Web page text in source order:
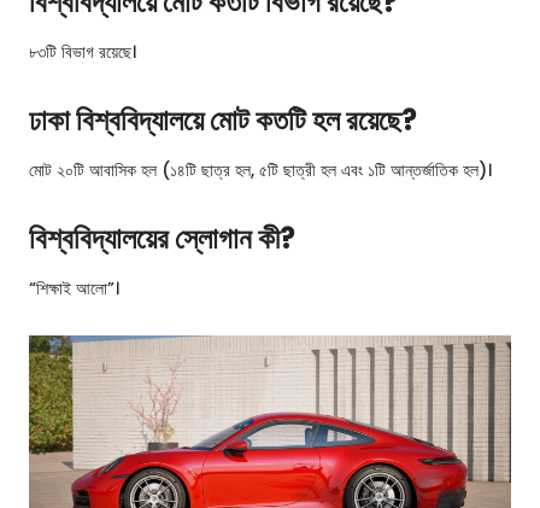
৮৩টি বিভাগ রয়েছে।
ঢাকা বিশ্ববিদ্যালয়ে মোট কতটি হল রয়েছে?
মোট ২০টি আবাসিক হল (১৪টি ছাত্র হল, ৫টি ছাত্রী হল এবং ১টি আন্তর্জাতিক হল)।
বিশ্ববিদ্যালয়ের স্লোগান কী?
“শিক্ষাই আলো”।